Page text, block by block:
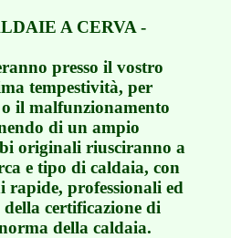
A CERVA -
presso il vostro
tempestività, per
il malfunzionamento
di un ampio
originali riusciranno a
e tipo di caldaia, con
rapide, professionali ed
certificazione di
della caldaia.